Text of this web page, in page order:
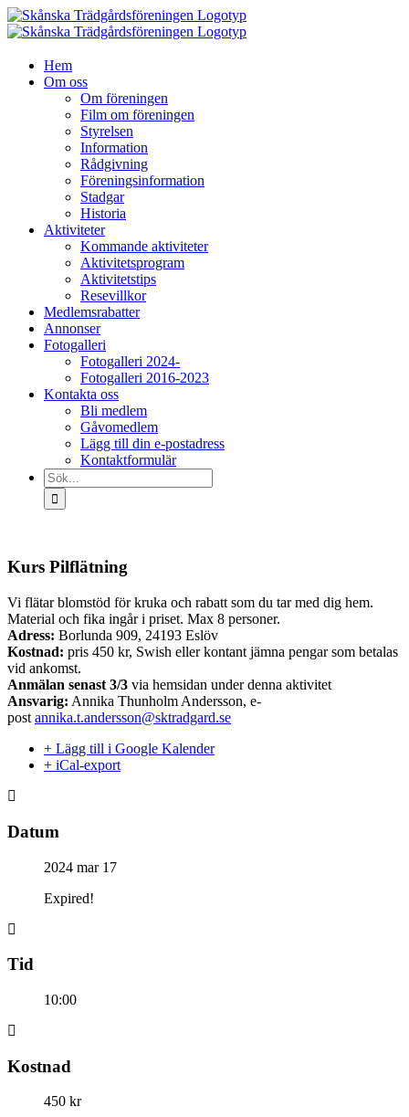
Fortsätt
till
Hem
Om oss
Om föreningen
Film om föreningen
Styrelsen
Information
Rådgivning
Föreningsinformation
Stadgar
Historia
Aktiviteter
Kommande aktiviteter
Aktivitetsprogram
Aktivitetstips
Resevillkor
Medlemsrabatter
Annonser
Fotogalleri
Fotogalleri 2024-
Fotogalleri 2016-2023
Kontakta oss
Bli medlem
Gåvomedlem
Lägg till din e-postadress
Kontaktformulär
Sök
efter:
Kurs Pilflätning
Vi flätar blomstöd för kruka och rabatt som du tar med dig hem.
Material och fika ingår i priset. Max 8 personer.
Adress: Borlunda 909, 24193 Eslöv
Kostnad: pris 450 kr, Swish eller kontant jämna pengar som betalas
vid ankomst.
Anmälan senast 3/3 via hemsidan under denna aktivitet
Ansvarig: Annika Thunholm Andersson, e-
post annika.t.andersson@sktradgard.se
+ Lägg till i Google Kalender
+ iCal-export
Datum
2024 mar 17
Expired!
Tid
10:00
Kostnad
450 kr